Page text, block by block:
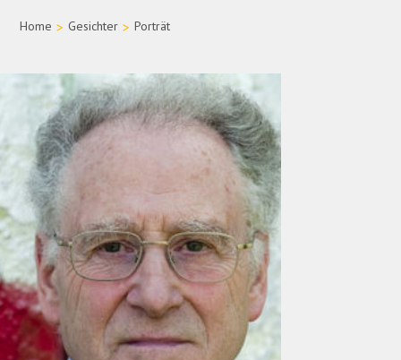
Home > Gesichter > Porträt